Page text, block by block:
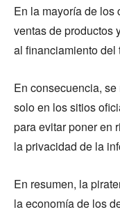
En la mayoría de los
ventas de productos
al financiamiento del
En consecuencia,
solo en los sitios
para evitar poner en
la privacidad de la
En resumen, la
la economía de los